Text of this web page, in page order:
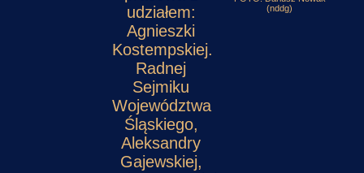
udziałem:
Agnieszki
Kostempskiej.
Radnej
Sejmiku
Województwa
Śląskiego,
Aleksandry
Gajewskiej,
(nddg)